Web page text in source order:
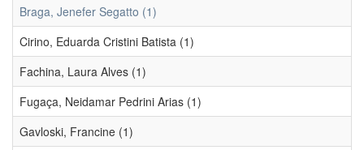
Braga, Jenefer Segatto (1)
Cirino, Eduarda Cristini Batista (1)
Fachina, Laura Alves (1)
Fugaça, Neidamar Pedrini Arias (1)
Gavloski, Francine (1)